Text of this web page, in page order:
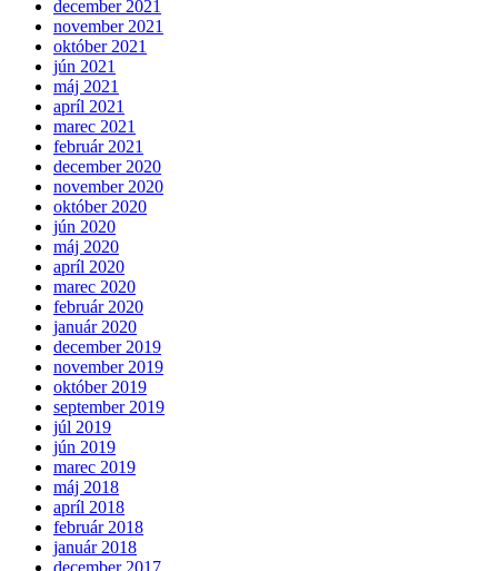
december 2021
november 2021
október 2021
jún 2021
máj 2021
apríl 2021
marec 2021
február 2021
december 2020
november 2020
október 2020
jún 2020
máj 2020
apríl 2020
marec 2020
február 2020
január 2020
december 2019
november 2019
október 2019
september 2019
júl 2019
jún 2019
marec 2019
máj 2018
apríl 2018
február 2018
január 2018
december 2017